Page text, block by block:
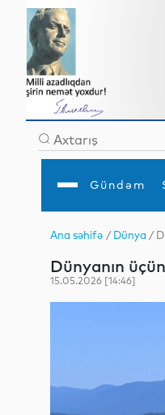
Gündəm
Gündəm
İqtisadiyyat
Analitika
Ana səhifə /Dünya /
Dünyanın
15.05.2026 [14:46]